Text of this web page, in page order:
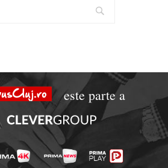
este parte a